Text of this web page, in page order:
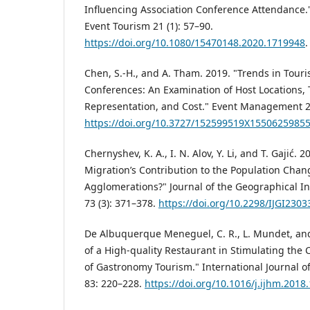
Influencing Association Conference
Event Tourism 21 (1): 57–90.
https://doi.org/10.1080/15470148.2020.1719948.
Chen, S.-H., and A. Tham. 2019. "Trends in
Conferences: An Examination of Host Locations,
Representation, and Cost." Event Management
https://doi.org/10.3727/
Chernyshev, K. A., I. N. Alov, Y. Li, and T. Gajić.
Migration’s Contribution to the Population
Agglomerations?" Journal of the Geographical
73 (3): 371–378. https://doi.org/10.2298/
De Albuquerque Meneguel, C. R., L. Mundet,
of a High-quality Restaurant in Stimulating the
of Gastronomy Tourism." International Journal
83: 220–228. https://doi.org/10.1016/